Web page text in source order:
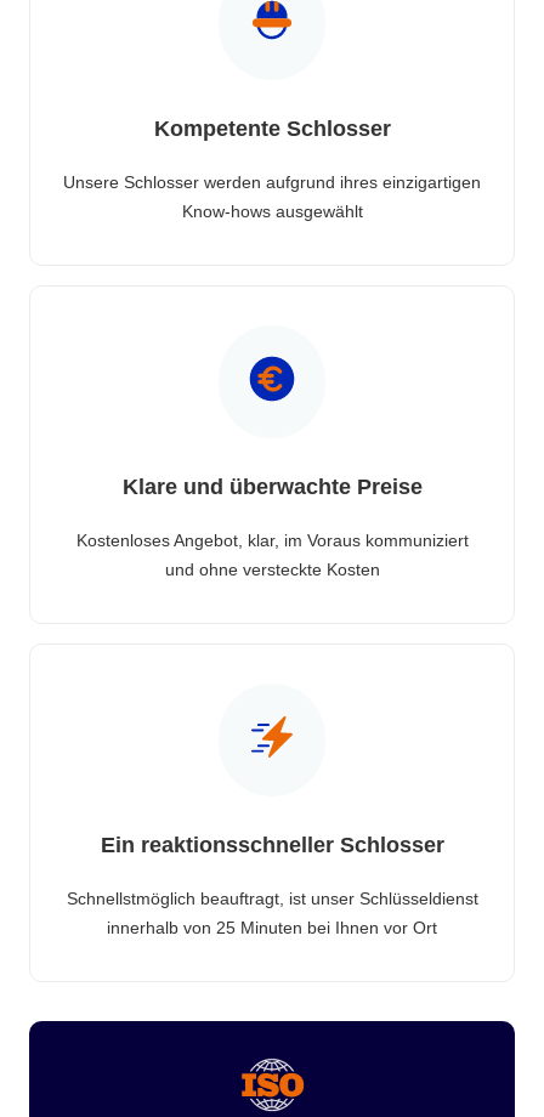
Kompetente Schlosser
Unsere Schlosser werden aufgrund ihres einzigartigen
Know-hows ausgewählt
Klare und überwachte Preise
Kostenloses Angebot, klar, im Voraus kommuniziert
und ohne versteckte Kosten
Ein reaktionsschneller Schlosser
Schnellstmöglich beauftragt, ist unser Schlüsseldienst
innerhalb von 25 Minuten bei Ihnen vor Ort